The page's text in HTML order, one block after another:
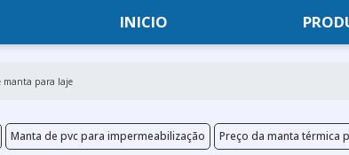
INICIO
manta para laje
Manta de pvc para impermeabilização Preço da manta térmica